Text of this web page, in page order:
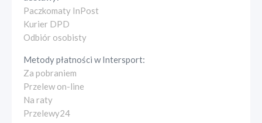
Paczkomaty InPost
Kurier DPD
Odbiór osobisty
Metody płatności wIntersport:
Za pobraniem
Przelew on-line
Na raty
Przelewy24